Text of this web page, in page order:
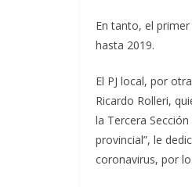
En tanto, el
hasta 2019.
El PJ local, por
Ricardo Rolleri,
la Tercera
provincial”, le
coronavirus, por